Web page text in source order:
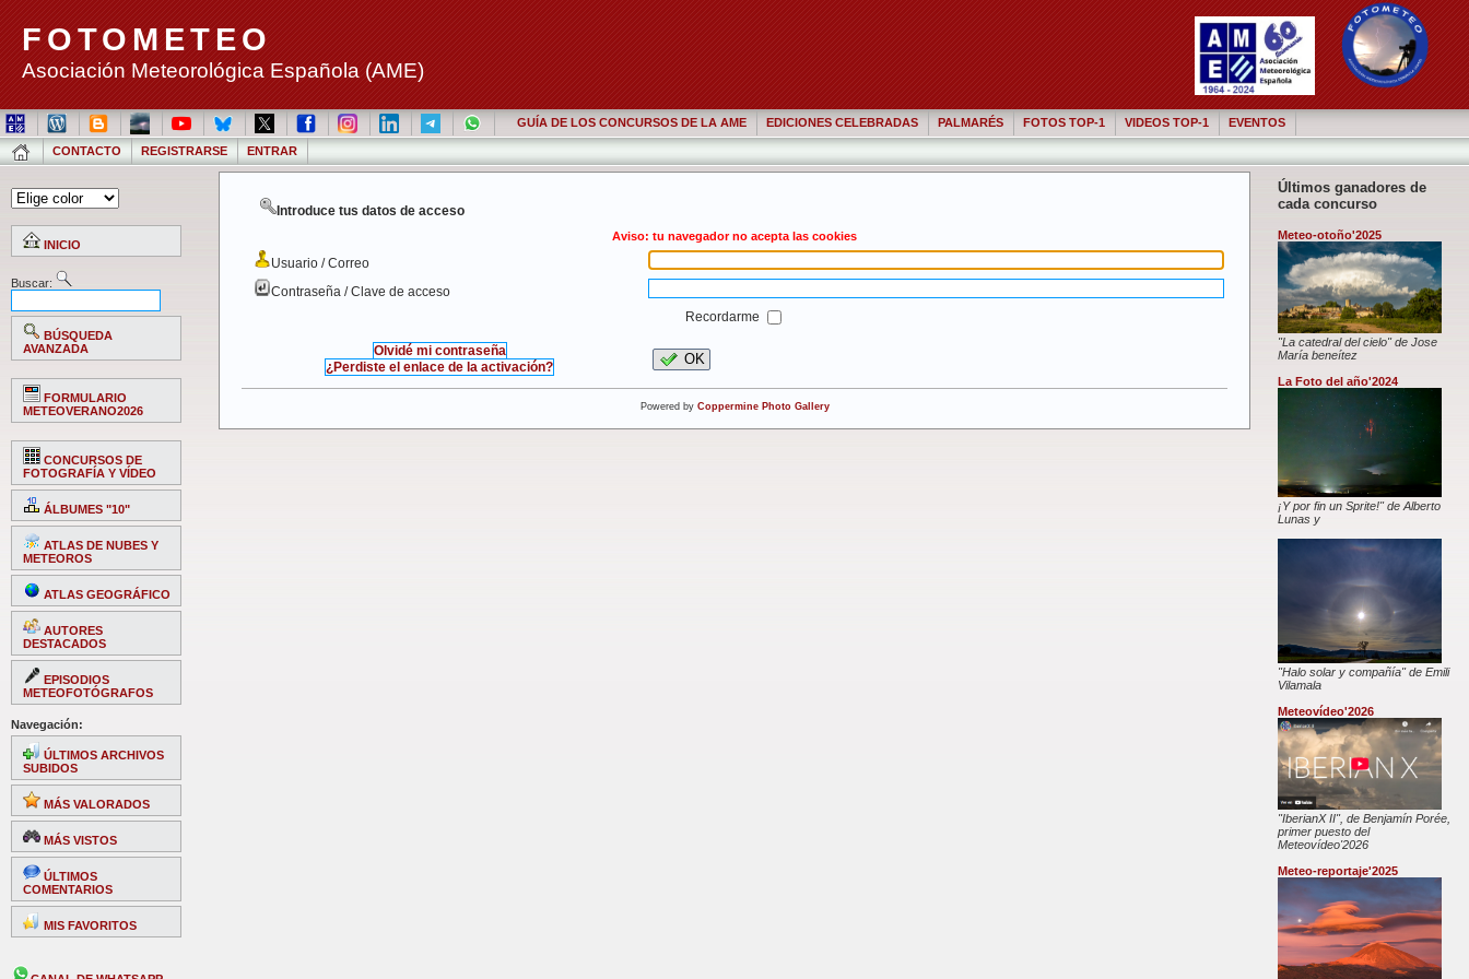
FOTOMETEO
Asociación Meteorológica Española (AME)
GUÍA DE LOS CONCURSOS DE LA AME EDICIONES CELEBRADAS PALMARÉS FOTOS TOP-1 VIDEOS TOP-1 EVENTOS
CONTACTO REGISTRARSE ENTRAR
INICIO
Buscar:
BÚSQUEDA
AVANZADA
FORMULARIO
METEOVERANO2026
CONCURSOS DE
FOTOGRAFÍA Y VÍDEO
ÁLBUMES "10"
ATLAS DE NUBES Y
METEOROS
ATLAS GEOGRÁFICO
AUTORES
DESTACADOS
EPISODIOS
METEOFOTÓGRAFOS
Navegación:
ÚLTIMOS ARCHIVOS
SUBIDOS
MÁS VALORADOS
MÁS VISTOS
ÚLTIMOS
COMENTARIOS
MIS FAVORITOS
Últimos ganadores de
cada concurso
Meteo-otoño'2025
"La catedral del cielo" de Jose
María beneítez
La Foto del año'2024
¡Y por fin un Sprite!" de Alberto
Lunas y
"Halo solar y compañía" de Emili
Vilamala
Meteovídeo'2026
"IberianX II", de Benjamín Porée,
primer puesto del
Meteovídeo'2026
Meteo-reportaje'2025
Introduce tus datos de acceso
Aviso: tu navegador no acepta las cookies
Usuario / Correo
Contraseña / Clave de acceso
Recordarme
Olvidé mi contraseña
¿Perdiste el enlace de la activación?
OK
Powered by Coppermine Photo Gallery